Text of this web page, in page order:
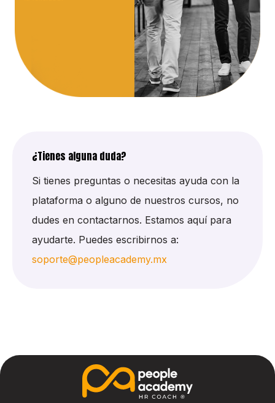
¿Tienes alguna duda?
Si tienes preguntas o necesitas ayuda con la
plataforma o alguno de nuestros cursos, no
dudes en contactarnos. Estamos aquí para
ayudarte. Puedes escribirnos a:
soporte@peopleacademy.mx